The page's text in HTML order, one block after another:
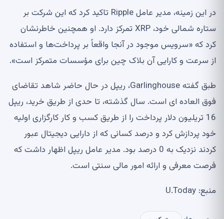
در این زمینه، مدیر عامل Ripple تاکید کرد که این شرکت بر
ستاره شمالی خود، XRP تمرکز دارد. او همچنین خاطرنشان
کرد که «سرویس موجود در آنجا واقعاً بر پرداخت‌ها و استفاده
از سرعت و کارایی آن بلاک چین برای مؤسسات متمرکز است».
طبق گفته Garlinghouse، ریپل در حال حاضر شاهد تقاضای
فوق العاده ای است. سال گذشته، تا حدی از طریق خرید، ریپل
16 تریلیون دلار پرداخت را از طریق کسب و کار کارگزاری اولیه
خود پردازش کرد و درصد کسانی که از دارایی دیجیتال عبور
کردند نزدیک به 0 درصد بود. مدیر عامل ریپل اظهار داشت که
فرصت معرفی و ارائه امور مالی سنتی است.
منبع: U.Today